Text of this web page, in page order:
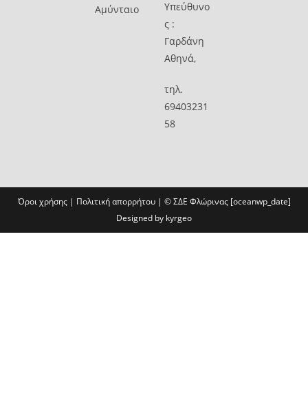
Αμύνταιο
Υπεύθυνο
ς :
Γαρδάνη
Αθηνά,
τηλ.
69403231
58
Όροι χρήσης| Πολιτική απορρήτου| ©ΣΔΕ Φλώρινας [oceanwp_date]
Designed by kyrgeo